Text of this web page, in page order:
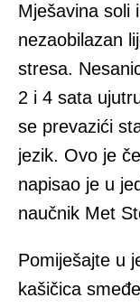
Mješavina soli
nezaobilazan
stresa.
2 i 4 sata
se prevazići
jezik. Ovo je
napisao je u
naučnik Met
Pomiješajte u
kašičica